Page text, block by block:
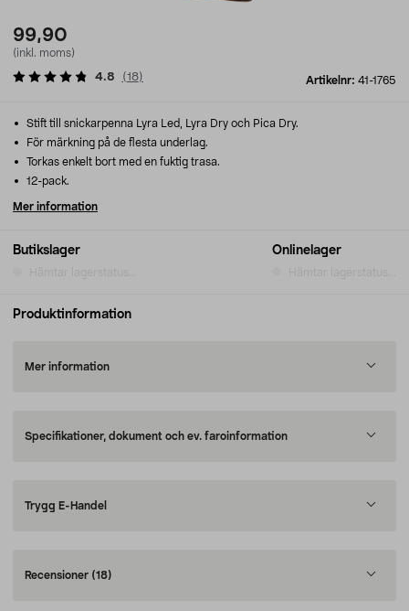
99,90
(inkl. moms)
Artikelnr: 41-1765
4.8 (18)
Butikslager Onlinelager
Stift till snickarpenna Lyra Led, Lyra Dry och Pica Dry.
För märkning på de flesta underlag.
Torkas enkelt bort med en fuktig trasa.
12-pack.
Mer information
Produktinformation
Mer information
Specifikationer, dokument och ev. faroinformation
Trygg E-Handel
Recensioner (18)